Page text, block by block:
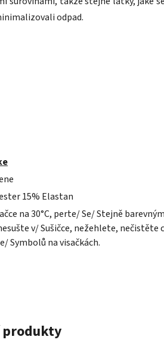
odpad.
15% Elastan
na 30°C, perte/ Se/ Stejně
v/ Sušičce, nežehlete, nečistěte
Symbolů na visačkách.